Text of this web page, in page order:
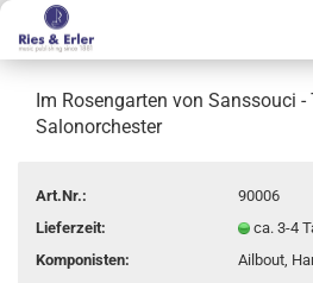
Im Rosengarten von Sanssouci
Salonorchester
Art.Nr.:
90006
Lieferzeit:
ca. 3-4
Komponisten: Ailbout,